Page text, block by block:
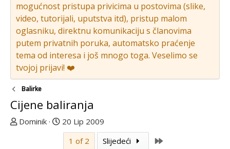
mogućnost pristupa privicima u postovima (slike,
video, tutorijali, uputstva itd), pristup malom
oglasniku, direktnu komunikaciju s članovima
putem privatnih poruka, automatsko praćenje
tema od interesa i još mnogo toga. Veselimo se
tvojoj prijavi! ❤️
Balirke
Cijene baliranja
T
Dominik
D
a
20 Lip 2009
1 of 2
Slijedeći